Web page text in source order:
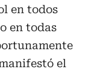
en todos
en todas
el